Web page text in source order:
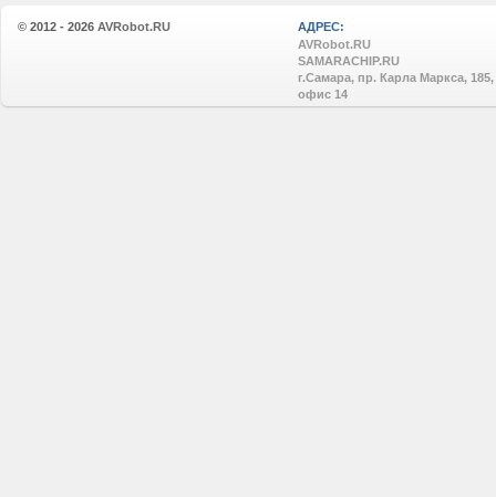
© 2012 - 2026 AVRobot.RU
АДРЕС:
AVRobot.RU
SAMARACHIP.RU
г.Самара, пр. Карла Маркса, 185,
офис 14